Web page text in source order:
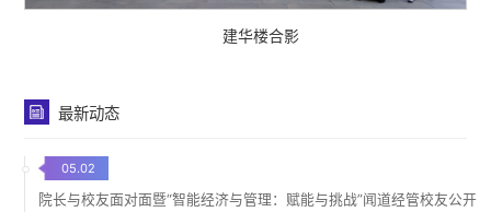
建华楼合影
最新动态
05.02
院长与校友面对面暨“智能经济与管理：赋能与挑战”闻道经管校友公开